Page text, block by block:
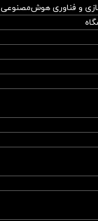
و فناوری هوش‌مصنوعی